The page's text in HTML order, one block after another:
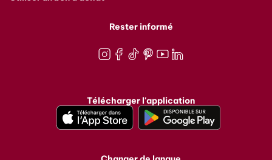
Rester informé
Télécharger l'application